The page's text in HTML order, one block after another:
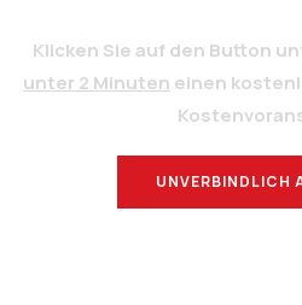
Klicken Sie auf den Button
unter 2 Minuten einen
UNVERBINDLICH